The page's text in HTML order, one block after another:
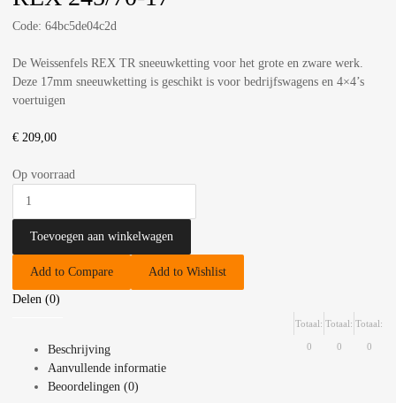
Code: 64bc5de04c2d
De Weissenfels REX TR sneeuwketting voor het grote en zware werk.
Deze 17mm sneeuwketting is geschikt is voor bedrijfswagens en 4×4’s
voertuigen
€ 209,00
Op voorraad
Toevoegen aan winkelwagen
Add to Compare Add to Wishlist
Delen (0)
Totaal:
0
Totaal:
0
Totaal:
0
Beschrijving
Aanvullende informatie
Beoordelingen (0)